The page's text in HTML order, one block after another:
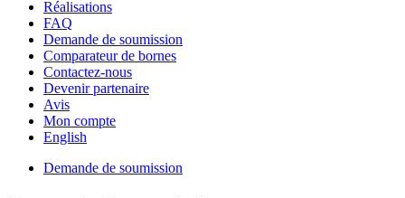
Réalisations
FAQ
Demande de soumission
Comparateur de bornes
Contactez-nous
Devenir partenaire
Avis
Mon compte
English
Demande de soumission